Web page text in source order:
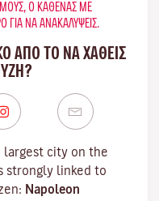
Ο ΚΑΘΈΝΑΣ ΜΕ
ΓΙΑ ΝΑ ΑΝΑΚΑΛΎΨΕΙΣ.
ΑΠΟ ΤΟ ΝΑ ΧΑΘΕΙΣ
largest city on the
strongly linked to
Napoleon